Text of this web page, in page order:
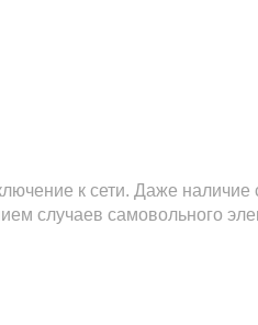
к сети. Даже
случаев самовольного